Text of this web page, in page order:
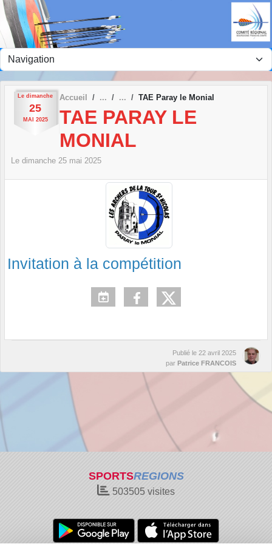
Le dimanche
25
MAI 2025
Accueil TAE Paray le Monial
TAE PARAY LE
MONIAL
Le dimanche 25 mai 2025
Invitation à la compétition
Publié le 22 avril 2025
par Patrice FRANCOIS
SPORTSREGIONS
503505 visites
Panneau de gestion des cookies